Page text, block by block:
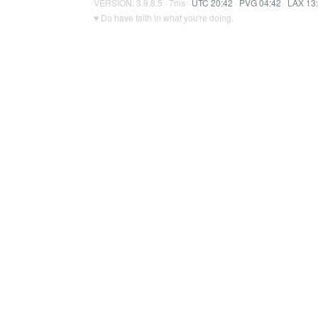
VERSION: 3.9.8.5 · 7ms · UTC 20:42 · PVG 04:42 · LAX
♥ Do have faith in what you're doing.